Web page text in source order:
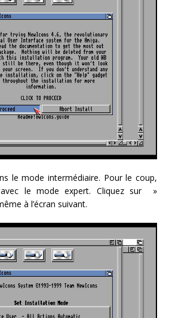
le mode intermédiaire. Pour le coup,
avec le mode expert. Cliquez sur »
à l’écran suivant.